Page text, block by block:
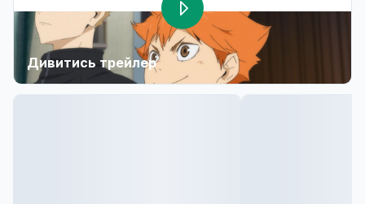
Дивитись трейлер